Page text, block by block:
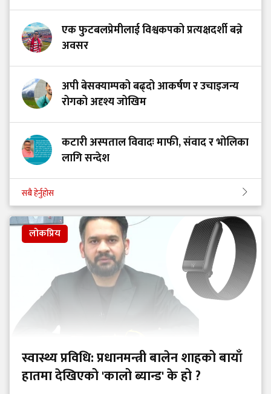
एक फुटबलप्रेमीलाई विश्वकपको प्रत्यक्षदर्शी बन्ने
अवसर
अपी बेसक्याम्पको बढ्दो आकर्षण र उचाइजन्य
रोगको अदृश्य जोखिम
कटारी अस्पताल विवादः माफी, संवाद र भोलिका
लागि सन्देश
सबै हेर्नुहोस
लोकप्रिय
स्वास्थ्य प्रविधि: प्रधानमन्त्री बालेन शाहको बायाँ
हातमा देखिएको 'कालो ब्यान्ड' के हो ?